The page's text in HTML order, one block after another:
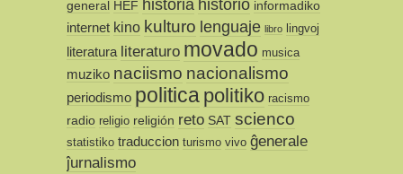
general HEF historia historio informadiko
internet kino kulturo lenguaje libro lingvoj
literatura literaturo movado musica
muziko naciismo nacionalismo
periodismo politica politiko racismo
radio religio religión reto SAT scienco
statistiko traduccion turismo vivo ĝenerale
ĵurnalismo